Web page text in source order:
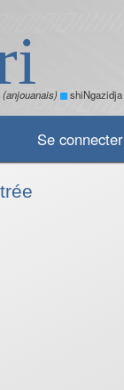
(anjouanais) shiNgazidja
Se connecter